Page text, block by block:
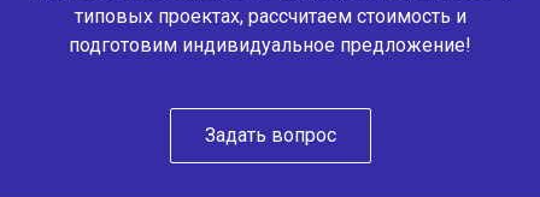
типовых проектах, рассчитаем стоимость и
подготовим индивидуальное предложение!
Задать вопрос